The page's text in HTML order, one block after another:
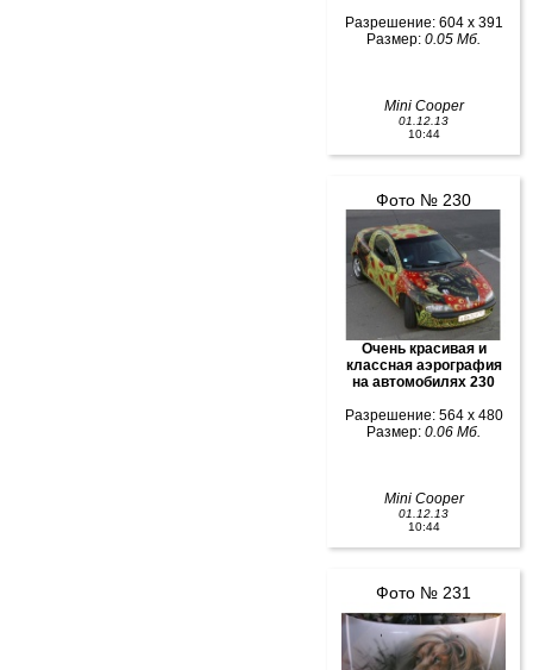
Разрешение: 604 x 391
Размер: 0.05 Мб.
Mini Cooper
01.12.13
10:44
Фото № 230
Очень красивая и
классная аэрография
на автомобилях 230
Разрешение: 564 x 480
Размер: 0.06 Мб.
Mini Cooper
01.12.13
10:44
Фото № 231